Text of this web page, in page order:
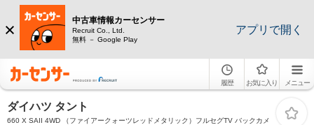
中古車情報カーセンサー
Recruit Co., Ltd.
無料 － Google Play
アプリで開く
履歴 お気に入り メニュー
ダイハツ タント
660 X SAII 4WD （ファイアークォーツレッドメタリック）フルセグTV バックカメ